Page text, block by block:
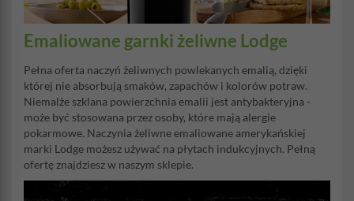
Emaliowane garnki żeliwne Lodge
Pełna oferta naczyń żeliwnych powlekanych emalią, dzięki
której nie absorbują smaków, zapachów i kolorów potraw.
Niemalże szklana powierzchnia emalii jest antybakteryjna -
może być stosowana przez osoby, które mają alergie
pokarmowe. Naczynia żeliwne emaliowane amerykańskiej
marki Lodge możesz używać na płytach indukcyjnych. Pełną
ofertę znajdziesz w naszym sklepie.